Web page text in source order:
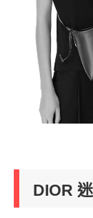
DIOR